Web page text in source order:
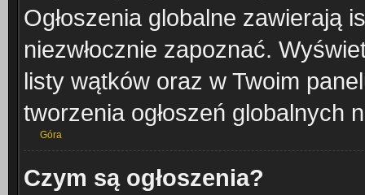
Ogłoszenia globalne zawierają
niezwłocznie zapoznać.
listy wątków oraz w Twoim
tworzenia ogłoszeń globalnych
Góra
Czym są ogłoszenia?